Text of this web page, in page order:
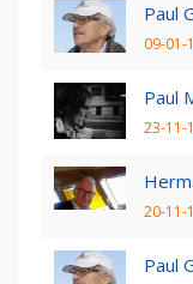
Paul
09-01-
Paul
23-11-
20-11-
Paul